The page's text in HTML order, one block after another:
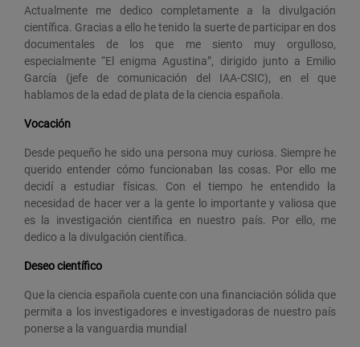
Actualmente me dedico completamente a la divulgación
científica. Gracias a ello he tenido la suerte de participar en dos
documentales de los que me siento muy orgulloso,
especialmente “El enigma Agustina”, dirigido junto a Emilio
García (jefe de comunicación del IAA-CSIC), en el que
hablamos de la edad de plata de la ciencia española.
Vocación
Desde pequeño he sido una persona muy curiosa. Siempre he
querido entender cómo funcionaban las cosas. Por ello me
decidí a estudiar físicas. Con el tiempo he entendido la
necesidad de hacer ver a la gente lo importante y valiosa que
es la investigación científica en nuestro país. Por ello, me
dedico a la divulgación científica.
Deseo científico
Que la ciencia española cuente con una financiación sólida que
permita a los investigadores e investigadoras de nuestro país
ponerse a la vanguardia mundial